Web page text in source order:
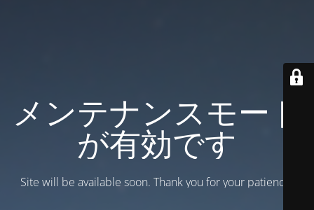
メンテナンスモード
が有効です
Site will be available soon. Thank you for your patience!